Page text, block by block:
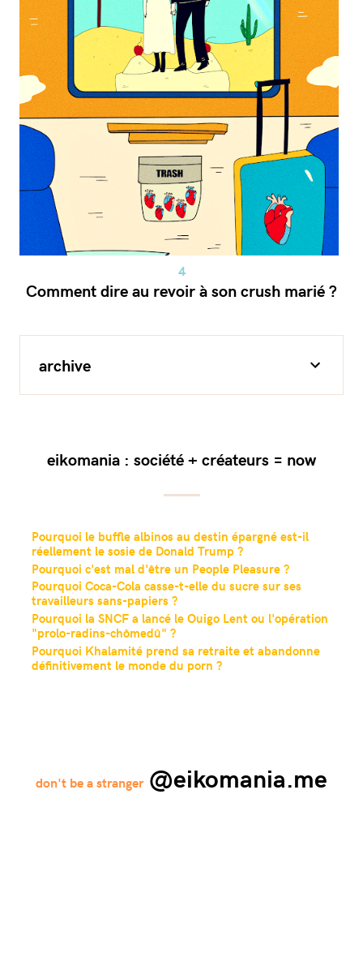
Comment dire au revoir à son crush marié ?
archive
eikomania : société + créateurs = now
Pourquoi le buffle albinos au destin épargné est-il
réellement le sosie de Donald Trump ?
Pourquoi c'est mal d'être un People Pleasure ?
Pourquoi Coca-Cola casse-t-elle du sucre sur ses
travailleurs sans-papiers ?
Pourquoi la SNCF a lancé le Ouigo Lent ou l'opération
"prolo-radins-chômedû" ?
Pourquoi Khalamité prend sa retraite et abandonne
définitivement le monde du porn ?
@eikomania.me